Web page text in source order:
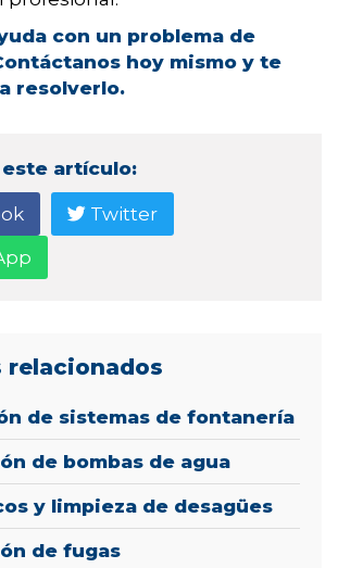
con un problema de
hoy mismo y te
resolverlo.
artículo:
Twitter
relacionados
de sistemas de fontanería
de bombas de agua
y limpieza de desagües
de fugas